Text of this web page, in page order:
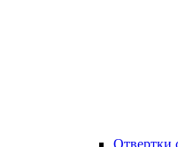
Отвертки